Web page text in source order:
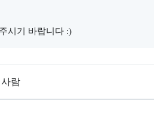
시기 바랍니다 :)
튼으로 전체 추천 대상을 펼칠 수
람